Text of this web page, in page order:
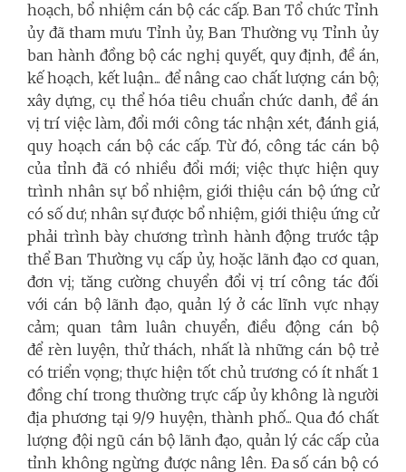
hoạch, bổ nhiệm cán bộ các cấp. Ban Tổ chức Tỉnh
ủy đã tham mưu Tỉnh ủy, Ban Thường vụ Tỉnh ủy
ban hành đồng bộ các nghị quyết, quy định, đề án,
kế hoạch, kết luận... để nâng cao chất lượng cán bộ;
xây dựng, cụ thể hóa tiêu chuẩn chức danh, đề án
vị trí việc làm, đổi mới công tác nhận xét, đánh giá,
quy hoạch cán bộ các cấp. Từ đó, công tác cán bộ
của tỉnh đã có nhiều đổi mới; việc thực hiện quy
trình nhân sự bổ nhiệm, giới thiệu cán bộ ứng cử
có số dư; nhân sự được bổ nhiệm, giới thiệu ứng cử
phải trình bày chương trình hành động trước tập
thể Ban Thường vụ cấp ủy, hoặc lãnh đạo cơ quan,
đơn vị; tăng cường chuyển đổi vị trí công tác đối
với cán bộ lãnh đạo, quản lý ở các lĩnh vực nhạy
cảm; quan tâm luân chuyển, điều động cán bộ
để rèn luyện, thử thách, nhất là những cán bộ trẻ
có triển vọng; thực hiện tốt chủ trương có ít nhất 1
đồng chí trong thường trực cấp ủy không là người
địa phương tại 9/9 huyện, thành phố... Qua đó chất
lượng đội ngũ cán bộ lãnh đạo, quản lý các cấp của
tỉnh không ngừng được nâng lên. Đa số cán bộ có